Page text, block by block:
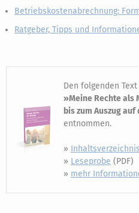
Betriebskostenabrechnung:
Ratgeber, Tipps und
Den folgenden
»Meine Rechte als
bis zum Auszug
entnommen.
» Inhaltsverzeichnis
» Leseprobe (PDF)
» mehr